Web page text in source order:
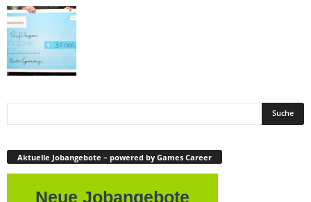
Aktuelle Jobangebote – powered by Games Career